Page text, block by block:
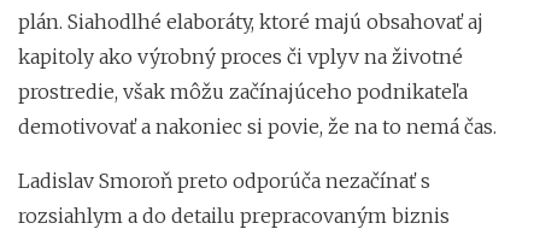
plán. Siahodlhé elaboráty, ktoré majú obsahovať aj
kapitoly ako výrobný proces či vplyv na životné
prostredie, však môžu začínajúceho podnikateľa
demotivovať a nakoniec si povie, že na to nemá čas.
Ladislav Smoroň preto odporúča nezačínať s
rozsiahlym a do detailu prepracovaným biznis